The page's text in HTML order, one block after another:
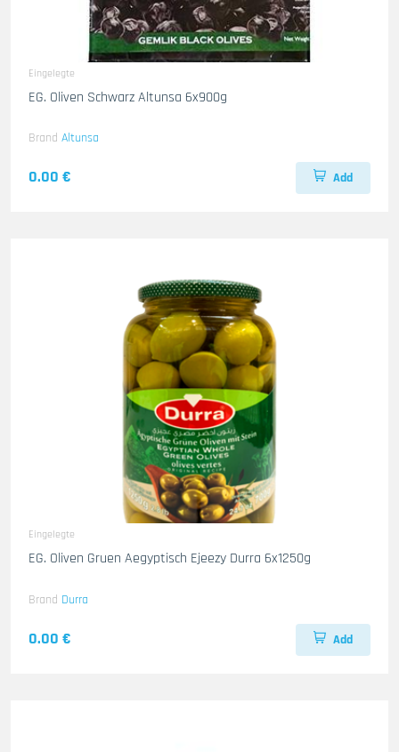
Eingelegte
EG. Oliven Schwarz Altunsa 6x900g
Brand Altunsa
0.00 € Add
Eingelegte
EG. Oliven Gruen Aegyptisch Ejeezy Durra 6x1250g
Brand Durra
0.00 € Add